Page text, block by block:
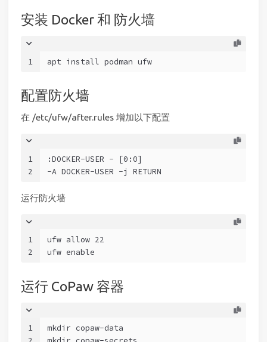
安装 Docker 和 防火墙
1 apt install podman ufw
配置防火墙
在 /etc/ufw/after.rules 增加以下配置
1
2
:DOCKER-USER - [0:0]
-A DOCKER-USER -j RETURN
运行防火墙
1
2
ufw allow 22
ufw enable
运行 CoPaw 容器
1
mkdir copaw-data